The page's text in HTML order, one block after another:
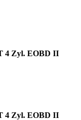
4 Zyl. EOBD II
4 Zyl. EOBD II